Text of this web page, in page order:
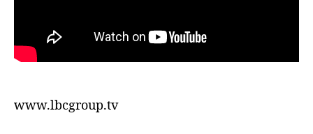
www.lbcgroup.tv